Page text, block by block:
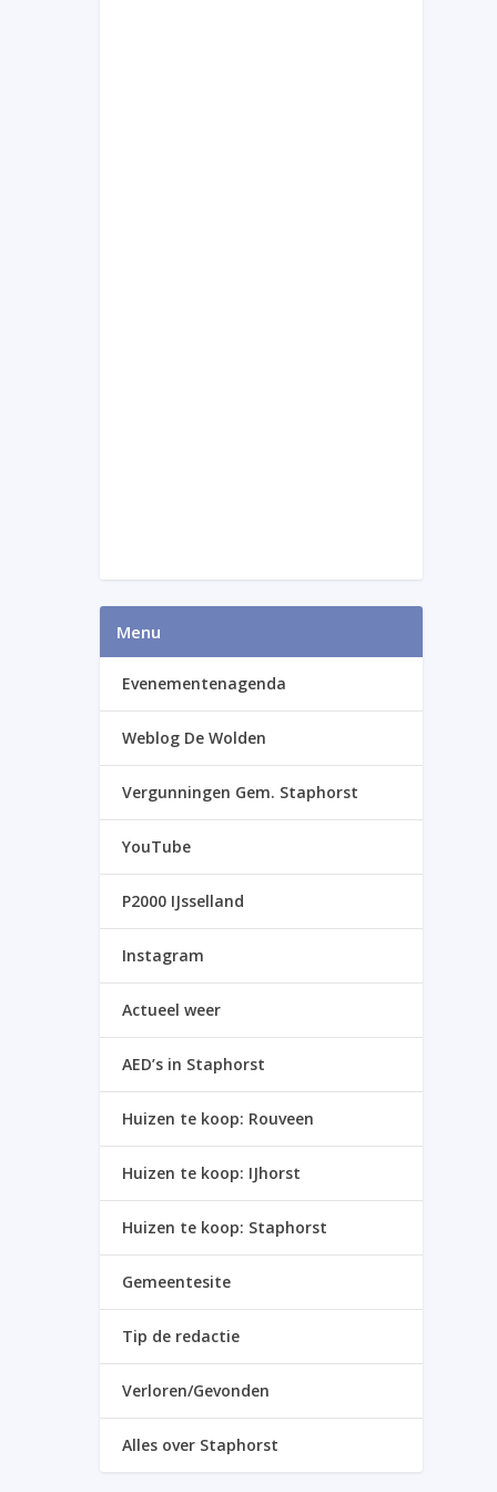
Menu
Evenementenagenda
Weblog De Wolden
Vergunningen Gem. Staphorst
YouTube
P2000 IJsselland
Instagram
Actueel weer
AED’s in Staphorst
Huizen te koop: Rouveen
Huizen te koop: IJhorst
Huizen te koop: Staphorst
Gemeentesite
Tip de redactie
Verloren/Gevonden
Alles over Staphorst